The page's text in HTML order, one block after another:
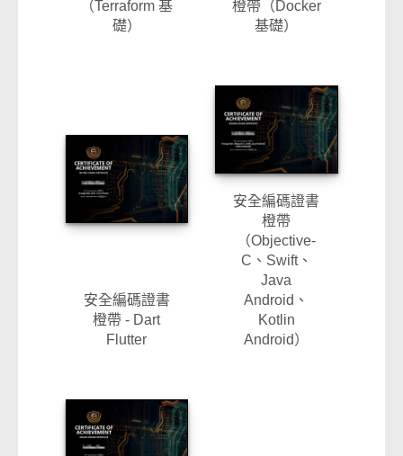
（Terraform 基
礎）
橙帶（Docker
基礎）
安全編碼證書
橙帶 - Dart
Flutter
安全編碼證書
橙帶
（Objective-
C、Swift、
Java
Android、
Kotlin
Android）